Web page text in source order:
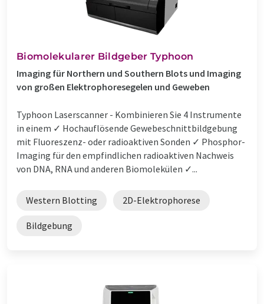
Biomolekularer Bildgeber Typhoon
Imaging für Northern und Southern Blots und Imaging
von großen Elektrophoresegelen und Geweben
Typhoon Laserscanner - Kombinieren Sie 4 Instrumente
in einem ✓ Hochauflösende Gewebeschnittbildgebung
mit Fluoreszenz- oder radioaktiven Sonden ✓ Phosphor-
Imaging für den empfindlichen radioaktiven Nachweis
von DNA, RNA und anderen Biomolekülen ✓...
Western Blotting 2D-Elektrophorese
Bildgebung